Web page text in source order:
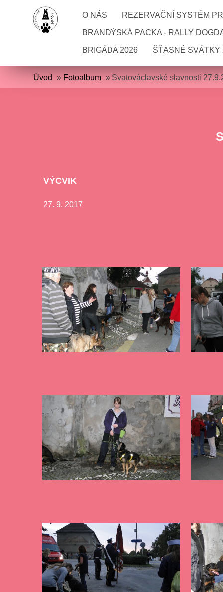
O NÁS REZERVAČNÍ SYSTÉM
BRANDÝSKÁ PACKA - RALLY
BRIGÁDA 2026 ŠŤASNÉ SVÁTKY
Úvod » Fotoalbum » Svatováclavské slavnosti
VÝCVIK
27. 9. 2017